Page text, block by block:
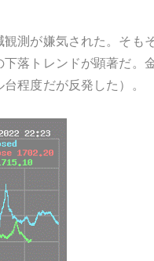
測が嫌気された。そも
落トレンドが顕著だ。
程度だが反発した）。